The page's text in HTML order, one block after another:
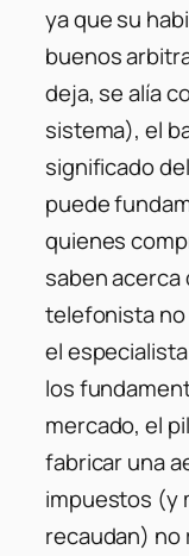
ya que su
buenos
deja, se alía
sistema), el
significado
puede
quienes
saben acerca
telefonista
el
los
mercado, el
fabricar una
impuestos (y
recaudan) no